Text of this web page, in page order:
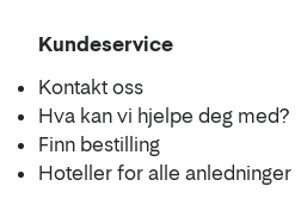
Kundeservice
Kontakt oss
Hva kan vi hjelpe deg med?
Finn bestilling
Hoteller for alle anledninger